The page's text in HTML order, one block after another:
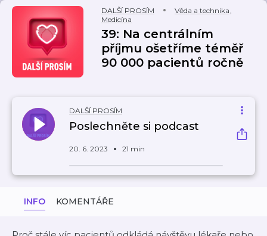
DALŠÍ PROSÍM Věda a technika,
Medicína
39: Na centrálním
příjmu ošetříme téměř
90 000 pacientů ročně
DALŠÍ PROSÍM
Poslechněte si podcast
20. 6. 2023 21 min
INFO KOMENTÁŘE